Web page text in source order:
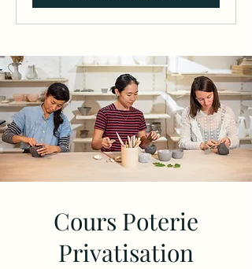
Cours Poterie
Privatisation